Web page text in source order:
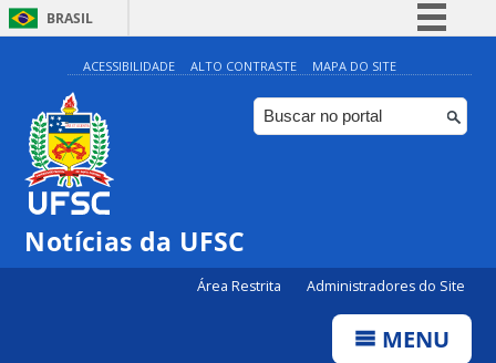
BRASIL
Simplifique!
Comunica BR
Participe
ACESSIBILIDADE ALTO CONTRASTE MAPA DO SITE
Notícias da UFSC
Área Restrita Administradores do Site
MENU